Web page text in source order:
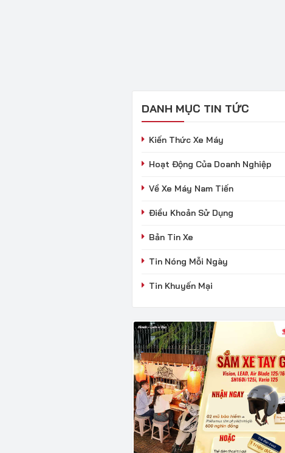
DANH MỤC TIN TỨC
Kiến Thức Xe Máy
Hoạt Động Của Doanh Nghiệp
Về Xe Máy Nam Tiến
Điều Khoản Sử Dụng
Bản Tin Xe
Tin Nóng Mỗi Ngày
Tin Khuyến Mại